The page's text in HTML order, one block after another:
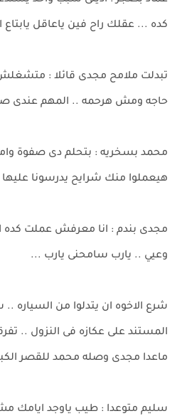
كده ... عقلك راح فين ياعاقل
تبدلت ملامح مجدى قائلا :
حاجه ومش هرحمه .. المهم عندى
محمد بسخريه : بتحلم دى صفوة
هيعملوا منك شرايح يدرسونا عليها
مجدى بندم : انا معرفش عملت كده
وعيي .. يارب سامحنى يارب ...
شرع الاخوه ان يتدلوا من السياره
المستند على عكازه فى النزول ..
ماعدا مجدى وصله محمد للقصر
سليم متوعدا : طيب ياوجد ايامك